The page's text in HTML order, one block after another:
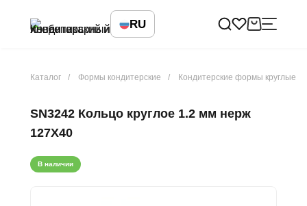
RU
Каталог Формы кондитерские Кондитерские формы круглые
SN3242 Кольцо круглое 1.2 мм нерж
127X40
В наличии